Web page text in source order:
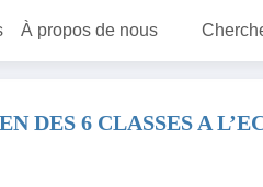
À propos de nous
DES 6 CLASSES A